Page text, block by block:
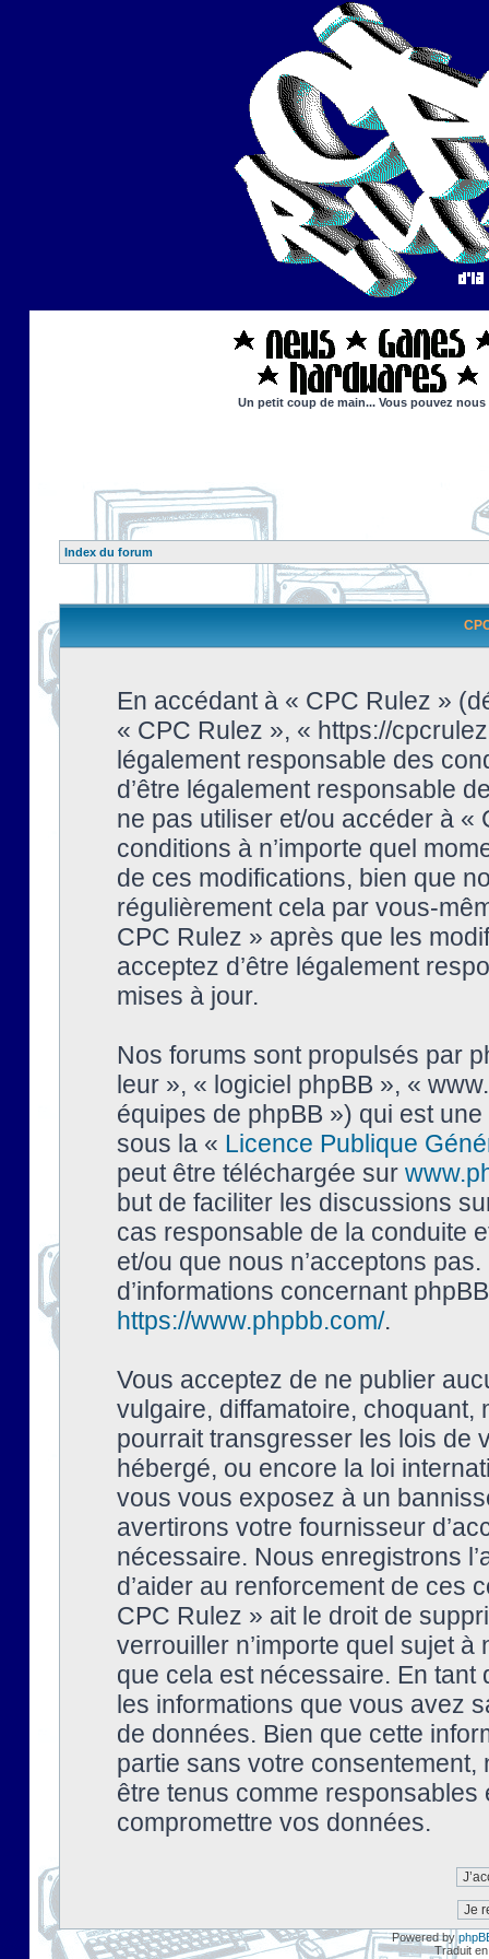
Un petit coup de main... Vous pouvez
Index du forum
En accédant à « CPC Rulez »
« CPC Rulez », « https://
légalement responsable des
d’être légalement responsable
ne pas utiliser et/ou accéder à
conditions à n’importe quel
de ces modifications, bien que
régulièrement cela par vous-
CPC Rulez » après que les
acceptez d’être légalement
mises à jour.
Nos forums sont propulsés par
leur », « logiciel phpBB », «
équipes de phpBB ») qui est
sous la « Licence Publique
peut être téléchargée sur
but de faciliter les discussions
cas responsable de la conduite
et/ou que nous n’acceptons
d’informations concernant
https://www.phpbb.com/.
Vous acceptez de ne publier
vulgaire, diffamatoire, choquant,
pourrait transgresser les lois de
hébergé, ou encore la loi
vous vous exposez à un
avertirons votre fournisseur
nécessaire. Nous enregistrons
d’aider au renforcement de ces
CPC Rulez » ait le droit de
verrouiller n’importe quel sujet à
que cela est nécessaire. En tant
les informations que vous avez
de données. Bien que cette
partie sans votre
être tenus comme
compromettre vos données.
Powered by
Traduit